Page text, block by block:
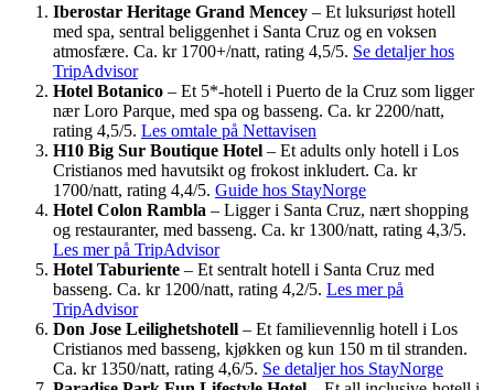
Iberostar Heritage Grand Mencey – Et luksuriøst hotell
med spa, sentral beliggenhet i Santa Cruz og en voksen
atmosfære. Ca. kr 1700+/natt, rating 4,5/5. Se detaljer hos
TripAdvisor
Hotel Botanico – Et 5*-hotell i Puerto de la Cruz som ligger
nær Loro Parque, med spa og basseng. Ca. kr 2200/natt,
rating 4,5/5. Les omtale på Nettavisen
H10 Big Sur Boutique Hotel – Et adults only hotell i Los
Cristianos med havutsikt og frokost inkludert. Ca. kr
1700/natt, rating 4,4/5. Guide hos StayNorge
Hotel Colon Rambla – Ligger i Santa Cruz, nært shopping
og restauranter, med basseng. Ca. kr 1300/natt, rating 4,3/5.
Les mer på TripAdvisor
Hotel Taburiente – Et sentralt hotell i Santa Cruz med
basseng. Ca. kr 1200/natt, rating 4,2/5. Les mer på
TripAdvisor
Don Jose Leilighetshotell – Et familievennlig hotell i Los
Cristianos med basseng, kjøkken og kun 150 m til stranden.
Ca. kr 1350/natt, rating 4,6/5. Se detaljer hos StayNorge